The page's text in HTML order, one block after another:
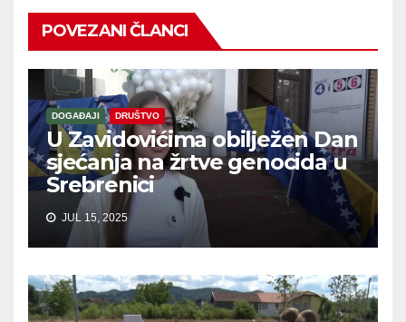
POVEZANI ČLANCI
DOGAĐAJI DRUŠTVO
U Zavidovićima obilježen Dan
sjećanja na žrtve genocida u
Srebrenici
JUL 15, 2025